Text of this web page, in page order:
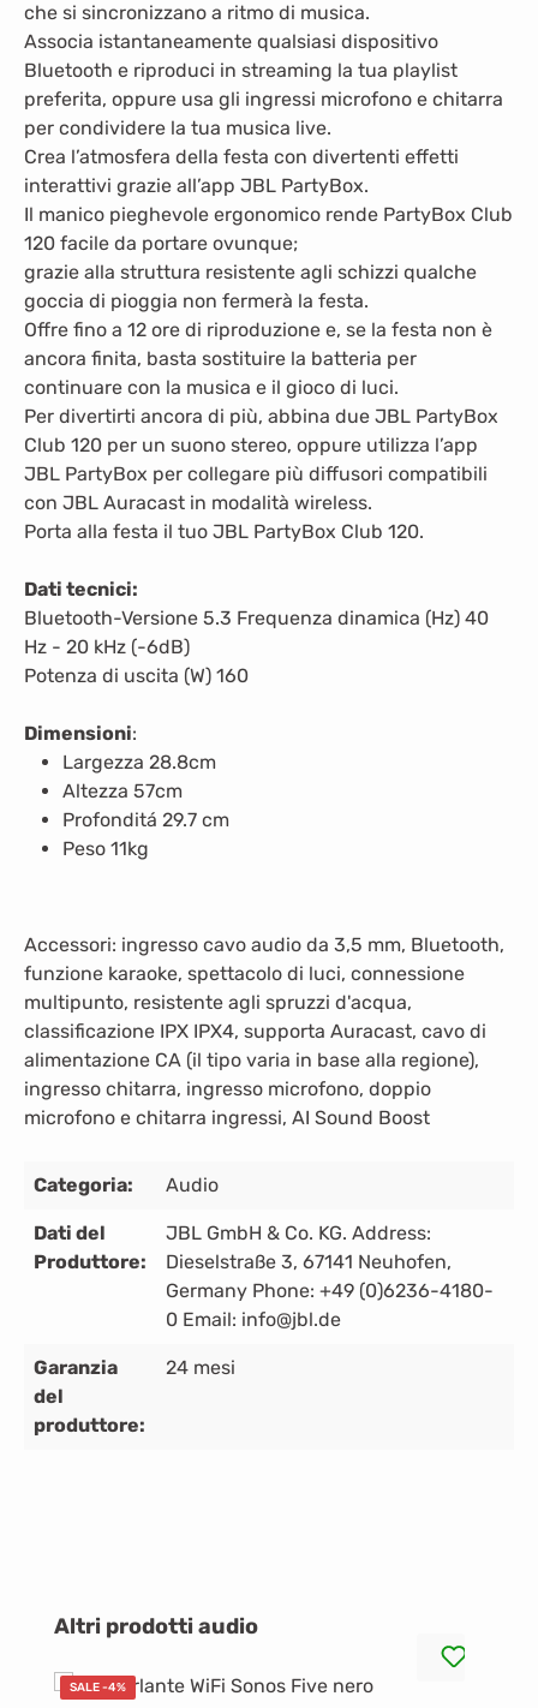
che si sincronizzano a ritmo di musica.
Associa istantaneamente qualsiasi dispositivo
Bluetooth e riproduci in streaming la tua playlist
preferita, oppure usa gli ingressi microfono e chitarra
per condividere la tua musica live.
Crea l’atmosfera della festa con divertenti effetti
interattivi grazie all’app JBL PartyBox.
Il manico pieghevole ergonomico rende PartyBox Club
120 facile da portare ovunque;
grazie alla struttura resistente agli schizzi qualche
goccia di pioggia non fermerà la festa.
Offre fino a 12 ore di riproduzione e, se la festa non è
ancora finita, basta sostituire la batteria per
continuare con la musica e il gioco di luci.
Per divertirti ancora di più, abbina due JBL PartyBox
Club 120 per un suono stereo, oppure utilizza l’app
JBL PartyBox per collegare più diffusori compatibili
con JBL Auracast in modalità wireless.
Porta alla festa il tuo JBL PartyBox Club 120.
Dati tecnici:
Bluetooth-Versione 5.3 Frequenza dinamica (Hz) 40
Hz - 20 kHz (-6dB)
Potenza di uscita (W) 160
Dimensioni:
Largezza 28.8cm
Altezza 57cm
Profonditá 29.7 cm
Peso 11kg
Accessori: ingresso cavo audio da 3,5 mm, Bluetooth,
funzione karaoke, spettacolo di luci, connessione
multipunto, resistente agli spruzzi d'acqua,
classificazione IPX IPX4, supporta Auracast, cavo di
alimentazione CA (il tipo varia in base alla regione),
ingresso chitarra, ingresso microfono, doppio
microfono e chitarra ingressi, AI Sound Boost
Categoria: Audio
Dati del
Produttore:
JBL GmbH & Co. KG. Address:
Dieselstraße 3, 67141 Neuhofen,
Germany Phone: +49 (0)6236-4180-
0 Email: info@jbl.de
Garanzia
del
produttore:
24 mesi
Salta la galleria dei prodotti
Altri prodotti audio
SALE -4%